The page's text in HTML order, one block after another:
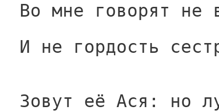
Во мне говорят не
И не гордость
Зовут её Ася: но